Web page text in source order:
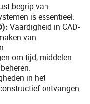
begrip van
is essentieel.
Vaardigheid in CAD-
van
om tijd, middelen
in het
ontvangen